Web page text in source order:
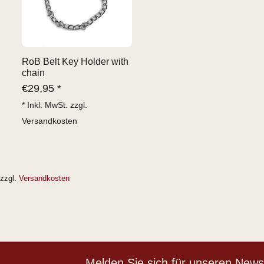
RoB Belt Key Holder with
chain
€29,95 *
* Inkl. MwSt. zzgl.
Versandkosten
zzgl. Versandkosten